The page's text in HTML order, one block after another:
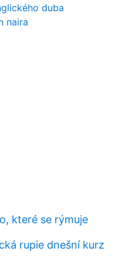
duba
naira
které se rýmuje
rupie dnešní kurz